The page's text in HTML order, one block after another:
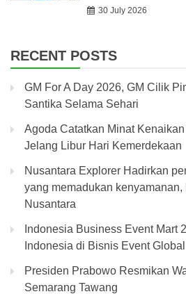
30 July 2026
RECENT POSTS
GM For A Day 2026, GM Cilik
Santika Selama Sehari
Agoda Catatkan Minat
Jelang Libur Hari Kemerdekaan
Nusantara Explorer Hadirkan
yang memadukan
Nusantara
Indonesia Business Event Mart
Indonesia di Bisnis Event Global
Presiden Prabowo Resmikan
Semarang Tawang